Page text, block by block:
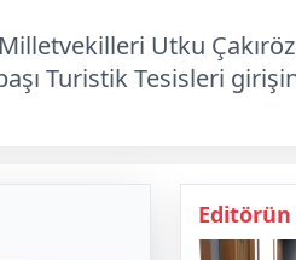
Utku
Turistik Tesisleri